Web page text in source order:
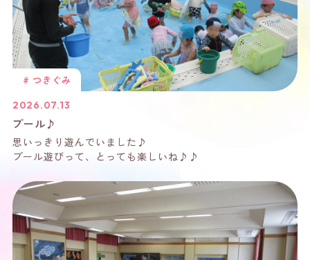
# つきぐみ
2026.07.13
プール♪
思いっきり遊んでいました♪
プール遊びって、とっても楽しいね♪♪